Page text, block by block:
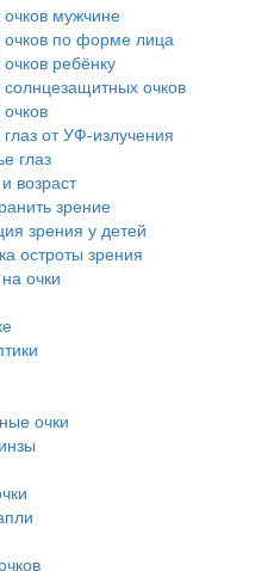
мужчине
очков по форме лица
ребёнку
очков
от УФ-излучения
глаз
возраст
зрение
зрения у детей
остроты зрения
очки
очки